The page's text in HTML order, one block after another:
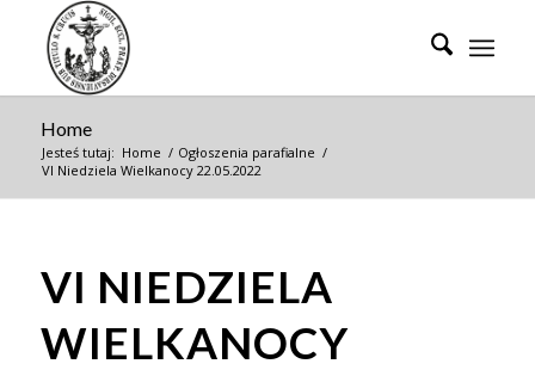
Home
Jesteś tutaj: Home / Ogłoszenia parafialne /
VI Niedziela Wielkanocy 22.05.2022
VI NIEDZIELA
WIELKANOCY